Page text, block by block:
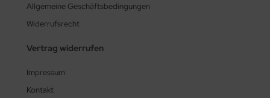
Allgemeine Geschäftsbedingungen
Widerrufsrecht
Vertrag widerrufen
Impressum
Kontakt